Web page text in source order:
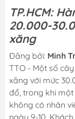
TP.HCM:
20.000-
xăng
Đăng bởi: Minh
TTO - Một số
xăng với mức
đổ, trong khi
không có nhân
ngày 9-10.